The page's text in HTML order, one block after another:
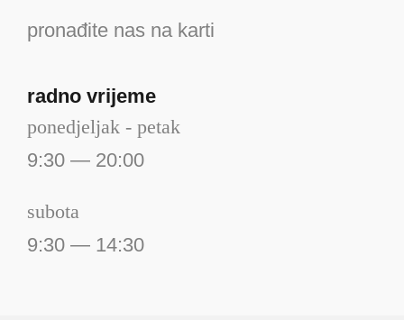
pronađite nas na karti
radno vrijeme
ponedjeljak - petak
9:30 — 20:00
subota
9:30 — 14:30